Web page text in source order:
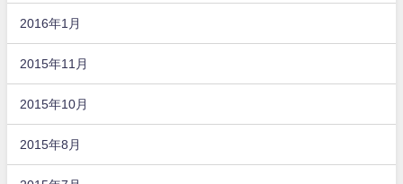
2016年1月
2015年11月
2015年10月
2015年8月